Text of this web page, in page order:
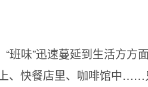
“班味”迅速蔓延到生活方
、快餐店里、咖啡馆中……